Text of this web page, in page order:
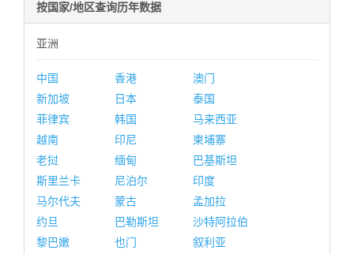
按国家/地区查询历年数据
亚洲
中国 香港
澳门
新加坡
日本
泰国
菲律宾
韩国
马来西亚
越南
印尼
柬埔寨
老挝
缅甸
巴基斯坦
斯里兰卡
尼泊尔
印度
马尔代夫
蒙古
孟加拉
约旦
巴勒斯坦
沙特阿拉伯
黎巴嫩
也门
叙利亚